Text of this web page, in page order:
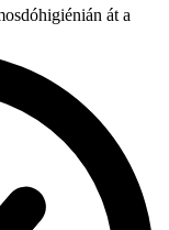
át a